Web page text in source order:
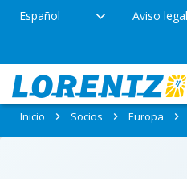
Español Aviso
Socios en: Portugal
Inicio Socios Europa